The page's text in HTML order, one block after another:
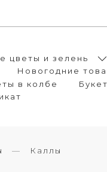
цветы и зелень
Новогодние
в колбе
Каллы